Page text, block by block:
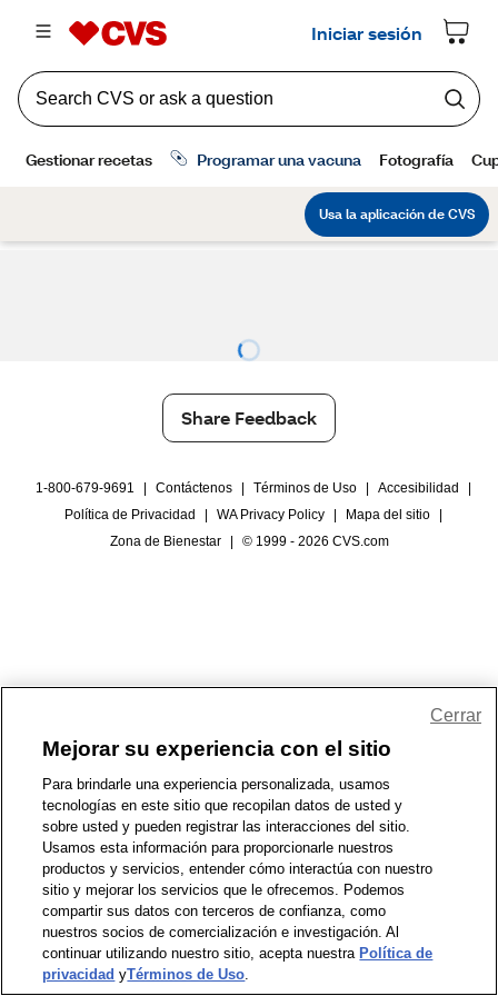
Share Feedback
1-800-679-9691 Contáctenos Términos de Uso Accesibilidad
Política de Privacidad
WA Privacy Policy Mapa del sitio
Zona de Bienestar
© 1999 - 2026 CVS.com
Mejorar su experiencia con el sitio
Para brindarle una experiencia personalizada, usamos
tecnologías en este sitio que recopilan datos de usted y
sobre usted y pueden registrar las interacciones del sitio.
Usamos esta información para proporcionarle nuestros
productos y servicios, entender cómo interactúa con nuestro
sitio y mejorar los servicios que le ofrecemos. Podemos
compartir sus datos con terceros de confianza, como
nuestros socios de comercialización e investigación. Al
continuar utilizando nuestro sitio, acepta nuestra Política de
privacidad yTérminos de Uso.
Cerrar